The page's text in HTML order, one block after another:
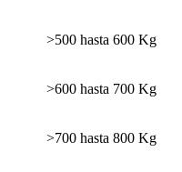
>500 hasta 600 Kg
>600 hasta 700 Kg
>700 hasta 800 Kg